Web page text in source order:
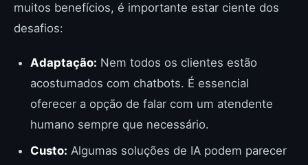
muitos benefícios, é importante estar ciente dos
desafios:
Adaptação: Nem todos os clientes estão
acostumados com chatbots. É essencial
oferecer a opção de falar com um atendente
humano sempre que necessário.
Custo: Algumas soluções de IA podem parecer